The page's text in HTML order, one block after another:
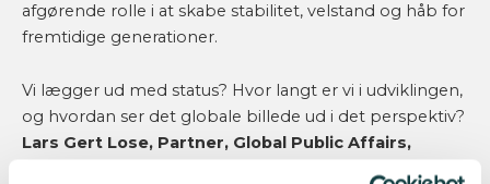
afgørende rolle i at skabe stabilitet, velstand og håb for
fremtidige generationer.
Vi lægger ud med status? Hvor langt er vi i udviklingen,
og hvordan ser det globale billede ud i det perspektiv?
Lars Gert Lose, Partner, Global Public Affairs,